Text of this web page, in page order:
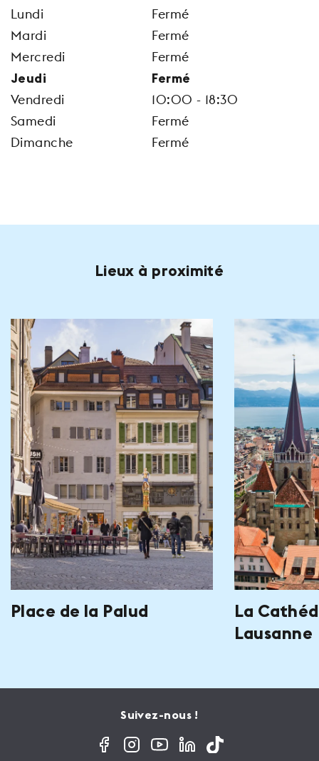
Lundi
Fermé
Mardi
Fermé
Mercredi
Fermé
Jeudi Fermé
Vendredi
10:00 - 18:30
Samedi
Fermé
Dimanche
Fermé
Lieux à proximité
Place de la Palud
La
Lausanne
Suivez-nous !